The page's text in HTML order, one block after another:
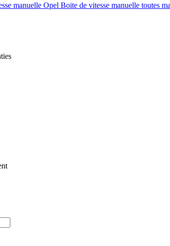
manuelle Opel Boite de vitesse manuelle toutes